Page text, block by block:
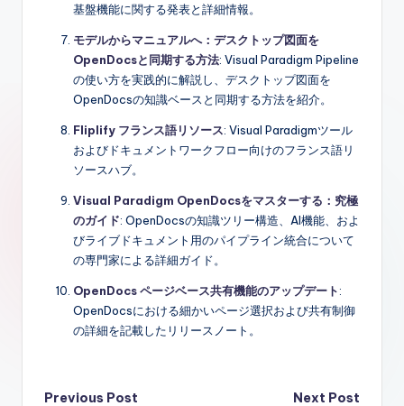
基盤機能に関する発表と詳細情報。
モデルからマニュアルへ：デスクトップ図面を
OpenDocsと同期する方法: Visual Paradigm Pipeline
の使い方を実践的に解説し、デスクトップ図面を
OpenDocsの知識ベースと同期する方法を紹介。
Fliplify フランス語リソース: Visual Paradigmツール
およびドキュメントワークフロー向けのフランス語リ
ソースハブ。
Visual Paradigm OpenDocsをマスターする：究極
のガイド: OpenDocsの知識ツリー構造、AI機能、およ
びライブドキュメント用のパイプライン統合について
の専門家による詳細ガイド。
OpenDocs ページベース共有機能のアップデート:
OpenDocsにおける細かいページ選択および共有制御
の詳細を記載したリリースノート。
Previous Post Next Post